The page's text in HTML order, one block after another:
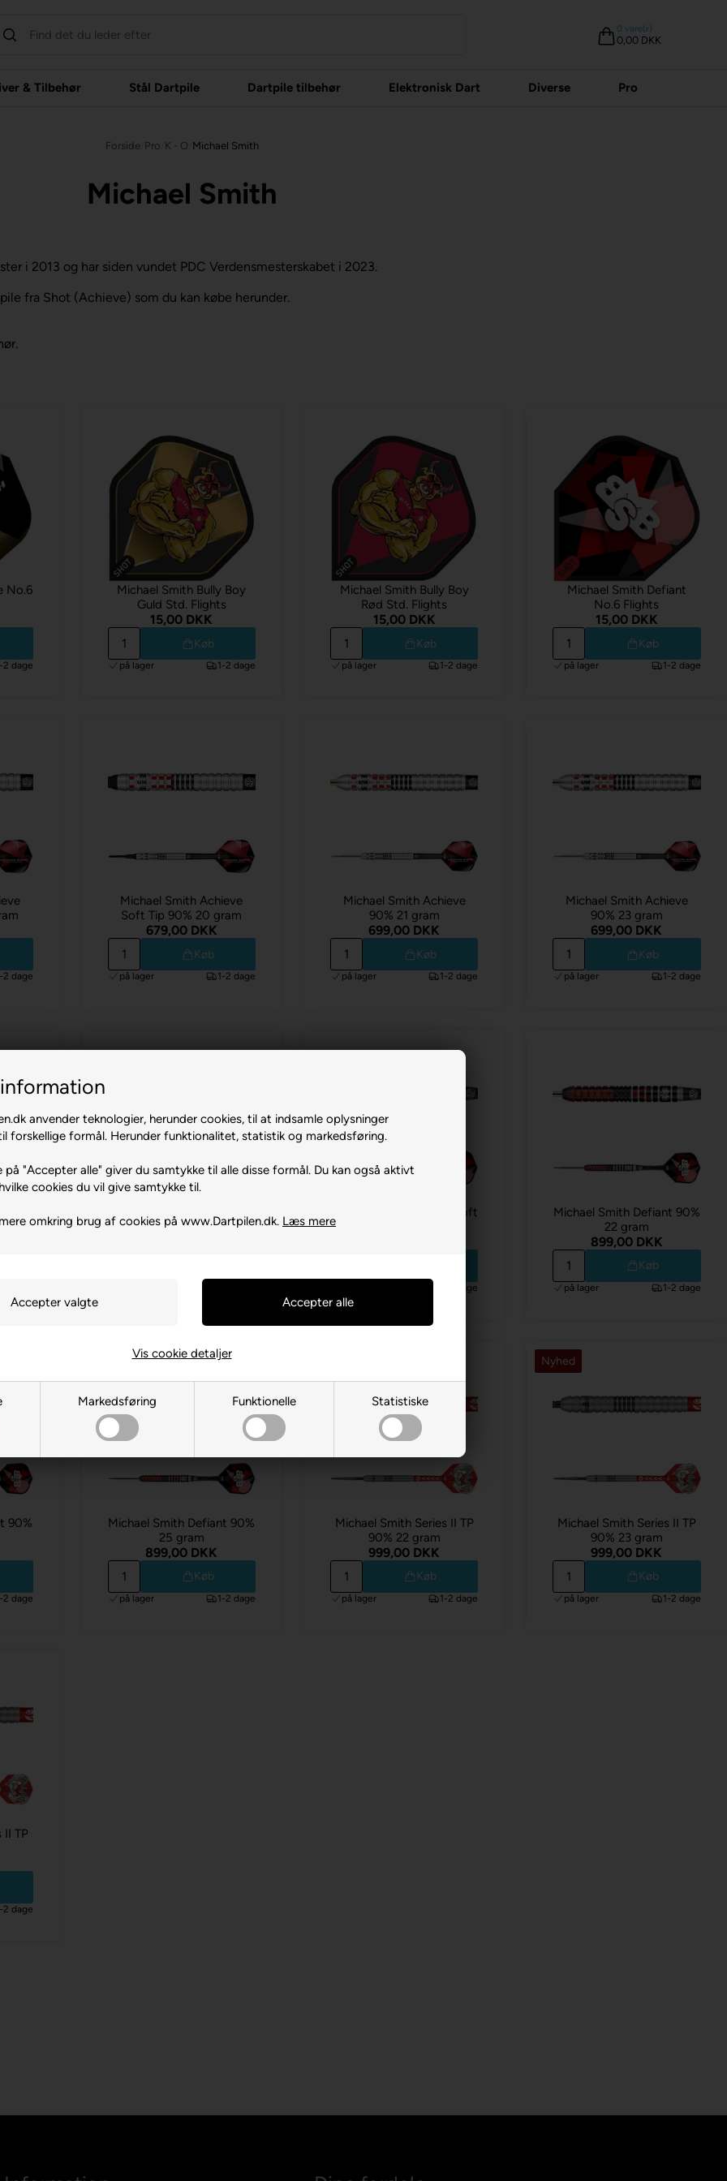
anvender teknologier, herunder cookies, til at indsamle oplysninger
forskellige formål. Herunder funktionalitet, statistik og markedsføring.
på "Accepter alle" giver du samtykke til alle disse formål. Du kan også aktivt
cookies du vil give samtykke til.
omkring brug af cookies på www.Dartpilen.dk. Læs mere
Markedsføring Funktionelle Statistiske
Vis cookie detaljer
0 vare(r)
0,00 DKK
& Tilbehør Stål Dartpile Dartpile tilbehør Elektronisk Dart Diverse Pro
Forside Pro K - O Michael Smith
Michael Smith
i 2013 og har siden vundet PDC Verdensmesterskabet i 2023.
fra Shot (Achieve) som du kan købe herunder.
No.6
2 dage
Michael Smith Bully Boy
Guld Std. Flights
15,00 DKK
Køb
på lager 1-2 dage
Michael Smith Bully Boy
Rød Std. Flights
15,00 DKK
Køb
på lager 1-2 dage
Michael Smith Defiant
No.6 Flights
15,00 DKK
Køb
på lager 1-2 dage
2 dage
Michael Smith Achieve
Soft Tip 90% 20 gram
679,00 DKK
Køb
på lager 1-2 dage
Michael Smith Achieve
90% 21 gram
699,00 DKK
Køb
på lager 1-2 dage
Michael Smith Achieve
90% 23 gram
699,00 DKK
Køb
på lager 1-2 dage
90% 26 gram
Michael Smith Defiant Soft
1-2 dage
Michael Smith Defiant 90%
22 gram
899,00 DKK
Køb
på lager 1-2 dage
90%
2 dage
Michael Smith Defiant 90%
25 gram
899,00 DKK
Køb
på lager 1-2 dage
Michael Smith Series II TP
90% 22 gram
999,00 DKK
Køb
på lager 1-2 dage
Nyhed
Michael Smith Series II TP
90% 23 gram
999,00 DKK
Køb
på lager 1-2 dage
II TP
2 dage